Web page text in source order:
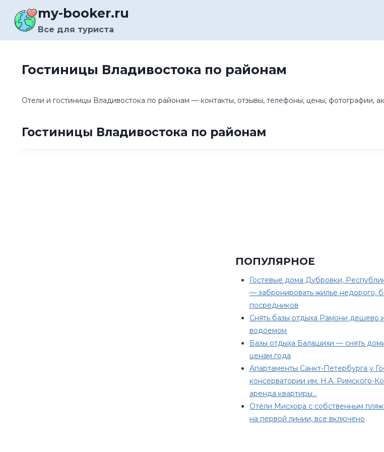
содержимому
my-booker.ru
Все для туриста
Гостиницы Владивостока по районам
Отели и гостиницы Владивостока по районам — контакты, отзывы, телефоны, цены, фотографии,
Гостиницы Владивостока по районам
ПОПУЛЯРНОЕ
Гостевые дома Дубровки,
— забронировать жилье недорого,
посредников
Снять базы отдыха Рамони дешево
водоемом
Базы отдыха Балашихи — снять
ценам года
Апартаменты Санкт-Петербурга у
консерватории им. Н.А. Римского-
аренда квартиры…
Отели Мисхора с собственным
на первой линии, все включено